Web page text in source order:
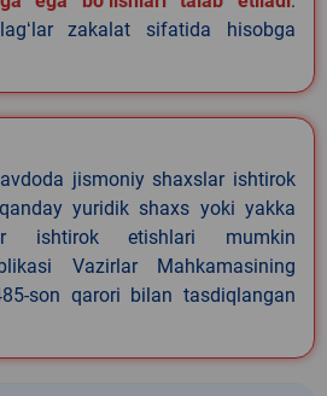
zakalat sifatida hisobga
jismoniy shaxslar ishtirok
yuridik shaxs yoki yakka
ishtirok etishlari mumkin
Vazirlar Mahkamasining
son qarori bilan tasdiqlangan